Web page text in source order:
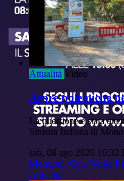
Attualità Video
Aspre polemiche
La questione è stata
Sinistra Italiana di
sab, 08 ago 2026 16:32
Monopoli Cala-Verde
Attualità